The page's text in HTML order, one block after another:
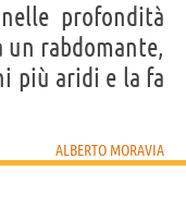
profondità
un rabdomante,
più aridi e la fa
ALBERTO MORAVIA